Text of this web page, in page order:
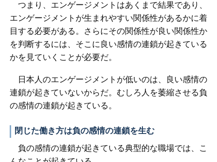
つまり、エンゲージメントはあくまで結果であり、
エンゲージメントが生まれやすい関係性があるかに着
目する必要がある。さらにその関係性が良い関係性か
を判断するには、そこに良い感情の連鎖が起きている
かを見ていくことが必要だ。
日本人のエンゲージメントが低いのは、良い感情の
連鎖が起きていないからだ。むしろ人を萎縮させる負
の感情の連鎖が起きている。
閉じた働き方は負の感情の連鎖を生む
負の感情の連鎖が起きている典型的な職場では、こ